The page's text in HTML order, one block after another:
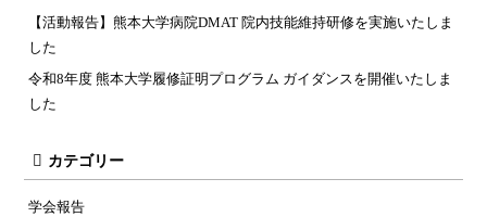
【活動報告】熊本大学病院DMAT 院内技能維持研修を実施いたしま
した
令和8年度 熊本大学履修証明プログラム ガイダンスを開催いたしま
した
カテゴリー
学会報告